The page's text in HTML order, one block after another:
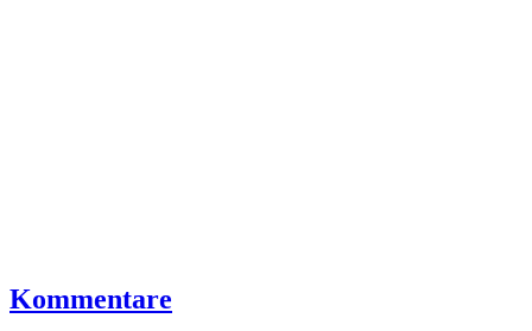
Kommentare